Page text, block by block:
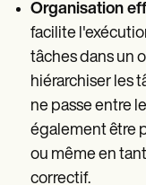
Organisation
facilite
tâches dans un
hiérarchiser les
ne passe entre
également être
ou même en
correctif.